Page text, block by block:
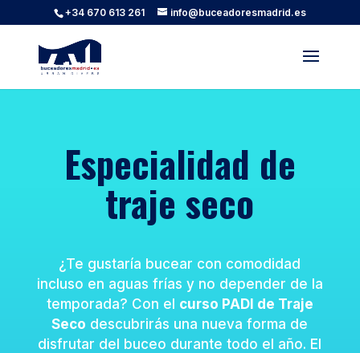
+34 670 613 261 info@buceadoresmadrid.es
Especialidad de
traje seco
¿Te gustaría bucear con comodidad
incluso en aguas frías y no depender de la
temporada? Con el curso PADI de Traje
Seco descubrirás una nueva forma de
disfrutar del buceo durante todo el año. El